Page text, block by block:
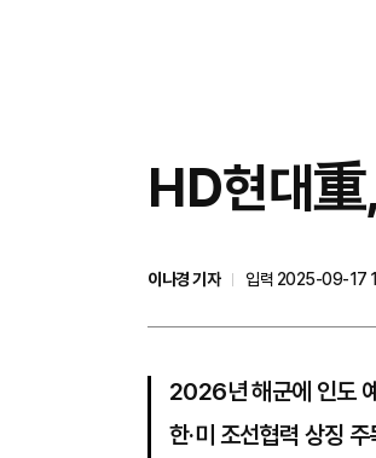
HD현대重
이나경 기자
입력 2025-09-17
2026년 해군에 인도
한·미 조선협력 상징 주